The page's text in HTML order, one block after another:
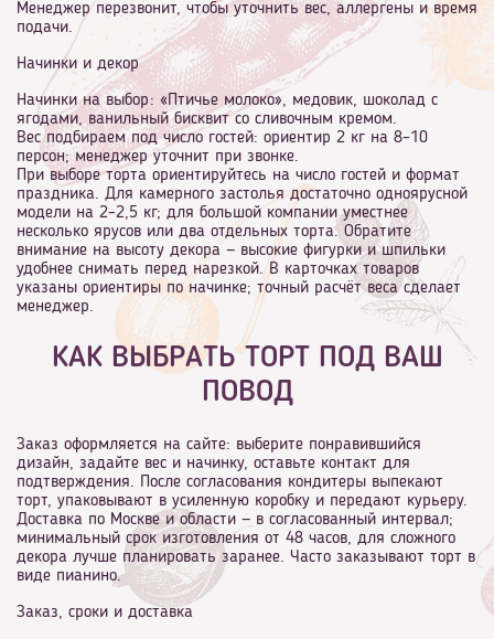
Менеджер перезвонит, чтобы уточнить вес, аллергены и время
подачи.
Начинки и декор
Начинки на выбор: «Птичье молоко», медовик, шоколад с
ягодами, ванильный бисквит со сливочным кремом.
Вес подбираем под число гостей: ориентир 2 кг на 8–10
персон; менеджер уточнит при звонке.
При выборе торта ориентируйтесь на число гостей и формат
праздника. Для камерного застолья достаточно одноярусной
модели на 2–2,5 кг; для большой компании уместнее
несколько ярусов или два отдельных торта. Обратите
внимание на высоту декора — высокие фигурки и шпильки
удобнее снимать перед нарезкой. В карточках товаров
указаны ориентиры по начинке; точный расчёт веса сделает
менеджер.
КАК ВЫБРАТЬ ТОРТ ПОД ВАШ
ПОВОД
Заказ оформляется на сайте: выберите понравившийся
дизайн, задайте вес и начинку, оставьте контакт для
подтверждения. После согласования кондитеры выпекают
торт, упаковывают в усиленную коробку и передают курьеру.
Доставка по Москве и области — в согласованный интервал;
минимальный срок изготовления от 48 часов, для сложного
декора лучше планировать заранее. Часто заказывают торт в
виде пианино.
Заказ, сроки и доставка